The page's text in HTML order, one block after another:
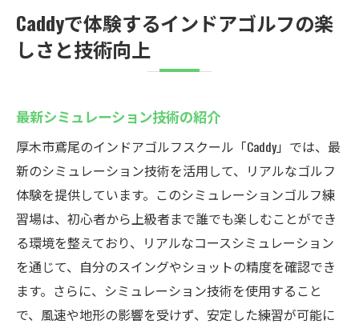
Caddyで体験するインドアゴルフの楽
しさと技術向上
最新シミュレーション技術の紹介
厚木市鳶尾のインドアゴルフスクール「Caddy」では、最
新のシミュレーション技術を活用して、リアルなゴルフ
体験を提供しています。このシミュレーションゴルフ練
習場は、初心者から上級者まで誰でも楽しむことができ
る環境を整えており、リアルなコースシミュレーション
を通じて、自分のスイングやショットの精度を確認でき
ます。さらに、シミュレーション技術を使用すること
で、風速や地形の影響を受けず、安定した練習が可能に